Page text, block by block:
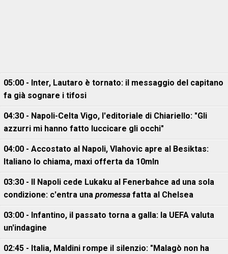
05:00 - Inter, Lautaro è tornato: il messaggio del capitano
fa già sognare i tifosi
04:30 - Napoli-Celta Vigo, l'editoriale di Chiariello: "Gli
azzurri mi hanno fatto luccicare gli occhi"
04:00 - Accostato al Napoli, Vlahovic apre al Besiktas:
Italiano lo chiama, maxi offerta da 10mln
03:30 - Il Napoli cede Lukaku al Fenerbahce ad una sola
condizione: c'entra una promessa fatta al Chelsea
03:00 - Infantino, il passato torna a galla: la UEFA valuta
un'indagine
02:45 - Italia, Maldini rompe il silenzio: "Malagò non ha